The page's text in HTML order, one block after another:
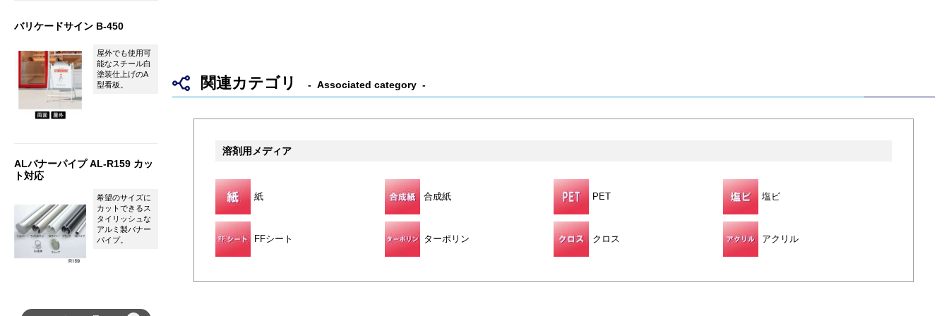
関連カテゴリ Associated category
溶剤用メディア
紙 合成紙 PET 塩ビ
FFシート ターポリン クロス アクリル
バリケードサイン B-450
屋外でも使用可
能なスチール白
塗装仕上げのA
型看板。
ALバナーパイプ AL-R159 カッ
ト対応
希望のサイズに
カットできるス
タイリッシュな
アルミ製バナー
パイプ。